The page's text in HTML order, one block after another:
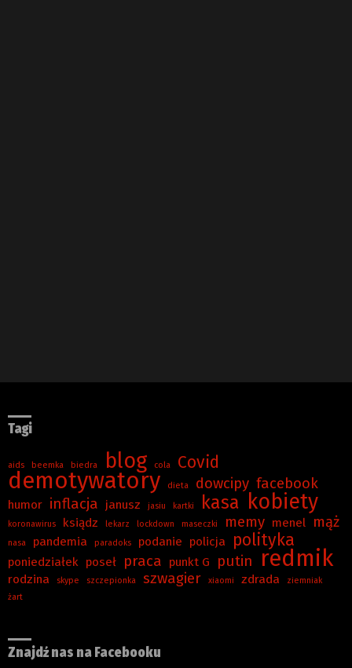
Tagi
aids beemka biedra blog cola Covid
demotywatory dieta dowcipy facebook
humor inflacja janusz jasiu kartki kasa kobiety
koronawirus ksiądz lekarz lockdown maseczki memy menel mąż
nasa pandemia paradoks podanie policja polityka
poniedziałek poseł praca punkt G putin redmik
rodzina skype szczepionka szwagier xiaomi zdrada
ziemniak
żart
Znajdź nas na Facebooku